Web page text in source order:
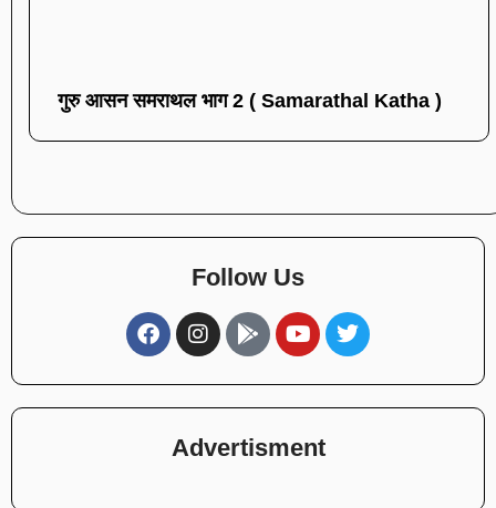
गुरु आसन समराथल भाग 2 ( Samarathal Katha )
Follow Us
Advertisment